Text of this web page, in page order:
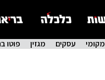
מקומי עסקים מגזין פוטו